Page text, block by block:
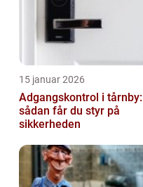
15 januar 2026
Adgangskontrol i tårnby:
sådan får du styr på
sikkerheden